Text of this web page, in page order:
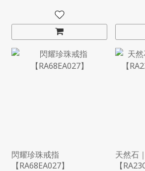
閃耀珍珠戒指
【RA68EA027】
天然石
【